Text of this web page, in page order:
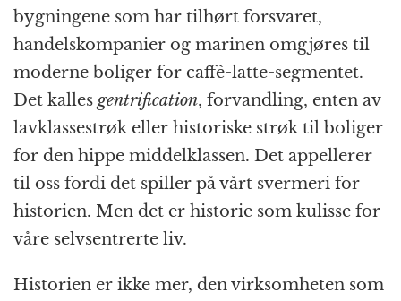
bygningene som har tilhørt forsvaret,
handelskompanier og marinen omgjøres til
moderne boliger for caffè-latte-segmentet.
Det kalles gentrification, forvandling, enten av
lavklassestrøk eller historiske strøk til boliger
for den hippe middelklassen. Det appellerer
til oss fordi det spiller på vårt svermeri for
historien. Men det er historie som kulisse for
våre selvsentrerte liv.
Historien er ikke mer, den virksomheten som